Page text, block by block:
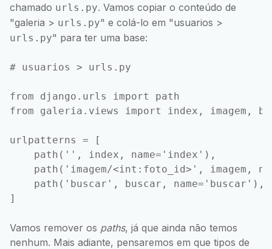
chamado urls.py. Vamos copiar o conteúdo de
"galeria > urls.py" e colá-lo em "usuarios >
urls.py" para ter uma base:
# usuarios > urls.py
from django.urls import path
from galeria.views import index, imagem,
urlpatterns = [
    path('', index, name='index'),
path('imagem/<int:foto_id>', imagem,
    path('buscar', buscar, name='buscar'),
]
Vamos remover os paths, já que ainda não temos
nenhum. Mais adiante, pensaremos em que tipos de